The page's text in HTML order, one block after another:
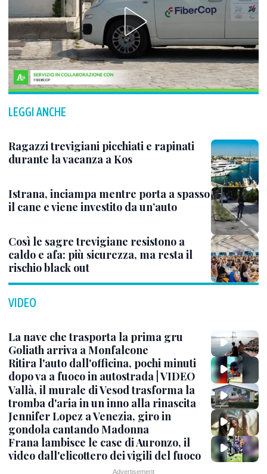
LEGGI ANCHE
Ragazzi trevigiani picchiati e rapinati
durante la vacanza a Kos
Istrana, inciampa mentre porta a spasso
il cane e viene investito da un’auto
Così le sagre trevigiane resistono a
caldo e afa: più sicurezza, ma resta il
rischio black out
VIDEO
La nave che trasporta la prima gru
Goliath arriva a Monfalcone
Ritira l'auto dall'officina, pochi minuti
dopo va a fuoco in autostrada | VIDEO
Vallà, il murale di Vesod trasforma la
tromba d'aria in un inno alla rinascita
Jennifer Lopez a Venezia, giro in
gondola cantando Madonna
Frana lambisce le case di Auronzo, il
video dall'elicottero dei vigili del fuoco